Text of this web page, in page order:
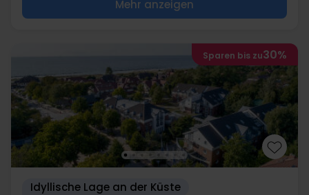
Mehr anzeigen
Sparen bis zu30%
Idyllische Lage an der Küste